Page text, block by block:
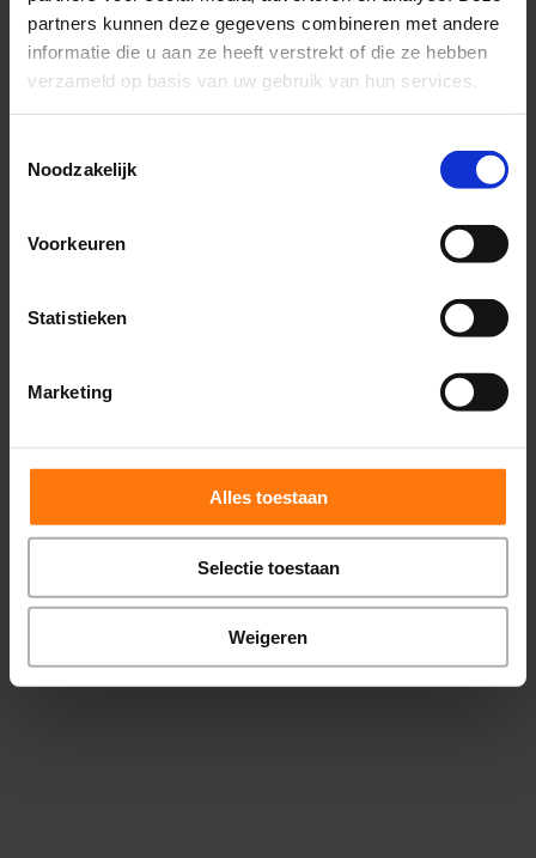
partners kunnen deze gegevens combineren met andere
informatie die u aan ze heeft verstrekt of die ze hebben
verzameld op basis van uw gebruik van hun services.
Noodzakelijk
Voorkeuren
Statistieken
Marketing
Alles toestaan
Selectie toestaan
Weigeren
Het bekken is een centrale structuur in
ons lichaam. Het bekken verbindt het
bovenlichaam (de wervelkolom) en het
In Nederland heeft tussen de 60 en 95%
van de bevolking een beenlengteverschil